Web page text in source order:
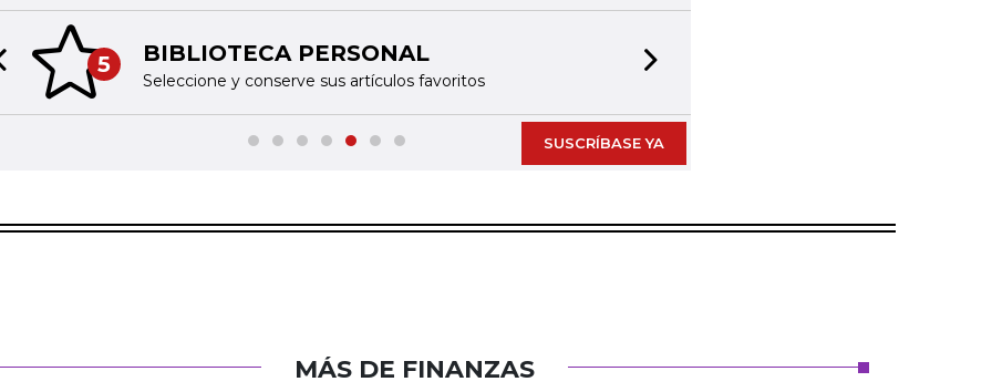
5 BIBLIOTECA PERSONAL
Seleccione y conserve sus artículos favoritos
slide
SUSCRÍBASE YA
MÁS DE FINANZAS